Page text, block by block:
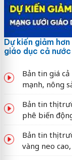
Dự kiến giảm
giáo dục cả
Bản tin giá
mạnh, nông
Bản tin thị
phê biến
Bản tin thị
vàng neo